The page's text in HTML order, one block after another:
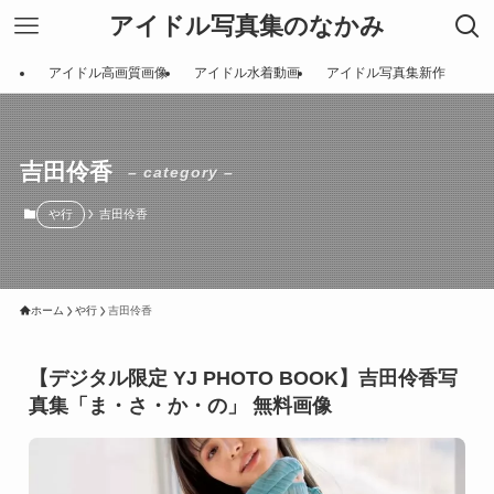
アイドル写真集のなかみ
アイドル高画質画像 アイドル水着動画 アイドル写真集新作
吉田伶香 – category –
や行 吉田伶香
ホーム や行 吉田伶香
【デジタル限定 YJ PHOTO BOOK】吉田伶香写
真集「ま・さ・か・の」 無料画像